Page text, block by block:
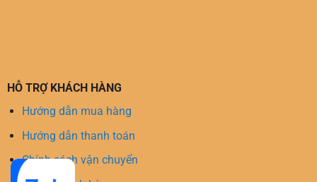
HỖ TRỢ KHÁCH HÀNG
Hướng dẫn mua hàng
Hướng dẫn thanh toán
Chính sách vận chuyển